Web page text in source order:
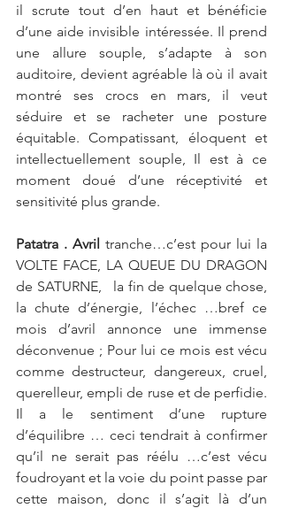
il scrute tout d’en haut et bénéficie
d’une aide invisible intéressée. Il prend
une allure souple, s’adapte à son
auditoire, devient agréable là où il avait
montré ses crocs en mars, il veut
séduire et se racheter une posture
équitable. Compatissant, éloquent et
intellectuellement souple, Il est à ce
moment doué d’une réceptivité et
sensitivité plus grande.
Patatra . Avril tranche…c’est pour lui la
VOLTE FACE, LA QUEUE DU DRAGON
de SATURNE,   la fin de quelque chose,
la chute d’énergie, l’échec …bref ce
mois d’avril annonce une immense
déconvenue ; Pour lui ce mois est vécu
comme destructeur, dangereux, cruel,
querelleur, empli de ruse et de perfidie.
Il a le sentiment d’une rupture
d’équilibre … ceci tendrait à confirmer
qu’il ne serait pas réélu …c’est vécu
foudroyant et la voie du point passe par
cette maison, donc il s’agit là d’un